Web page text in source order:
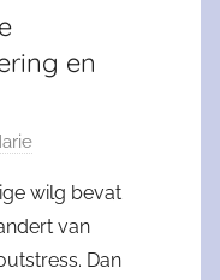
en
wilg bevat
van
Dan